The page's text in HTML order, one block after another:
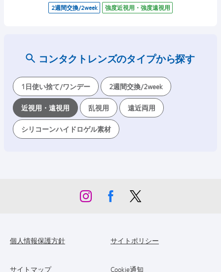
2週間交換/2week 強度近視用・強度遠視用
コンタクトレンズのタイプから探す
1日使い捨て/ワンデー
2週間交換/2week
近視用・遠視用
乱視用
遠近両用
シリコーンハイドロゲル素材
個人情報保護方針 サイトポリシー
サイトマップ Cookie通知